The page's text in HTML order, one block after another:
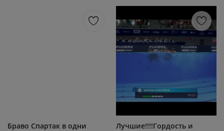
Браво Спартак в одни
Лучшие!!!!Гордость и